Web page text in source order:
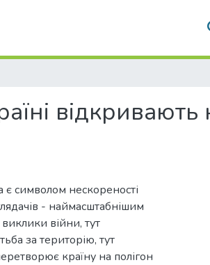
відкривають
є символом нескореності
- наймасштабнішим
війни, тут
за територію, тут
країну на полігон